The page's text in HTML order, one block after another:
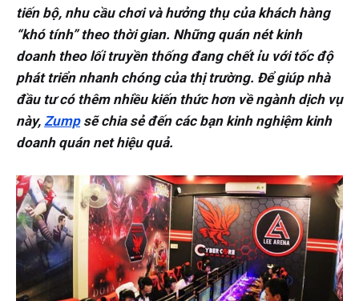
tiến bộ, nhu cầu chơi và hưởng thụ của khách hàng
“khó tính” theo thời gian. Những quán nét kinh
doanh theo lối truyền thống đang chết ỉu với tốc độ
phát triển nhanh chóng của thị trường. Để giúp nhà
đầu tư có thêm nhiều kiến thức hơn về ngành dịch vụ
này, Zumpsẽ chia sẻ đến các bạn kinh nghiệm kinh
doanh quán net hiệu quả.